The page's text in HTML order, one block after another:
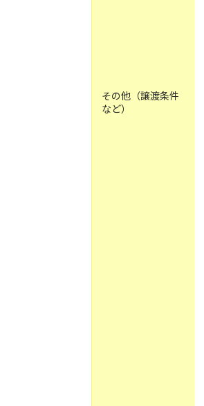
その他（譲渡条件
など）